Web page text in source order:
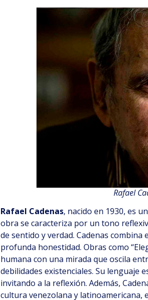
Rafael
Rafael Cadenas, nacido en 1930, es
obra se caracteriza por un tono
de sentido y verdad. Cadenas
profunda honestidad. Obras como
humana con una mirada que oscila
debilidades existenciales. Su lenguaje
invitando a la reflexión. Además,
cultura venezolana y latinoamericana,